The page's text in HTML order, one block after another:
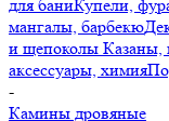
для баниКупели,
мангалы, барбекю
и щепоколы Казаны,
аксессуары, химия
-
Камины дровяные